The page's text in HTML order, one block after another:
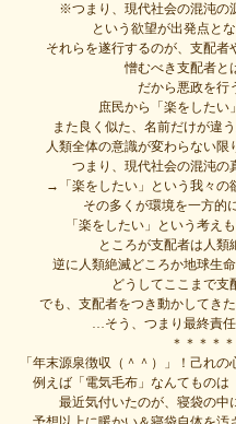
※つまり、現代社会の混沌の
という欲望が出発点と
それらを遂行するのが、支配
憎むべき支配者と
だから悪政を行
庶民から「楽をしたい
また良く似た、名前だけが違
人類全体の意識が変わらない
つまり、現代社会の混沌の
→「楽をしたい」という我々の
その多くが環境を一方的
「楽をしたい」という考え
ところが支配者は人
逆に人類絶滅どころか地球生
どうしてここまで支
でも、支配者をつき動かしてき
…そう、つまり最終責
＊＊＊＊
「年末源泉徴収（＾＾）」！己れ
例えば「電気毛布」なんてもの
最近気付いたのが、寝袋の中